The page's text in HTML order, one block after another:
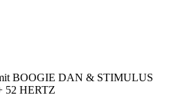
BOOGIE DAN & STIMULUS
52 HERTZ